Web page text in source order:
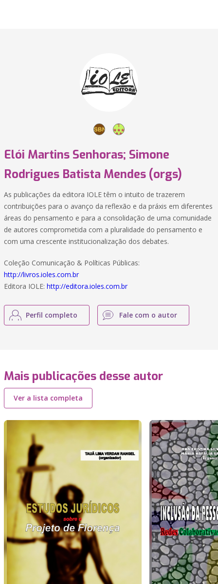
Elói Martins Senhoras; Simone
Rodrigues Batista Mendes (orgs)
As publicações da editora IOLE têm o intuito de trazerem
contribuições para o avanço da reflexão e da práxis em diferentes
áreas do pensamento e para a consolidação de uma comunidade
de autores comprometida com a pluralidade do pensamento e
com uma crescente institucionalização dos debates.
Coleção Comunicação & Políticas Públicas:
http://livros.ioles.com.br
Editora IOLE: http://editora.ioles.com.br
Perfil completo Fale com o autor
Mais publicações desse autor
Ver a lista completa